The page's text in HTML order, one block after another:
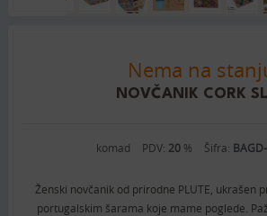
Nema na
NOVČANIK CORK
komad PDV: 20 % Šifra:
Ženski novčanik od prirodne PLUTE, ukrašen
portugalskim šarama koje mame poglede.